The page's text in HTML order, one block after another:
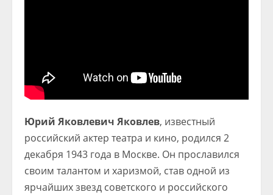
Юрий Яковлевич Яковлев, известный
российский актер театра и кино, родился 2
декабря 1943 года в Москве. Он прославился
своим талантом и харизмой, став одной из
ярчайших звезд советского и российского